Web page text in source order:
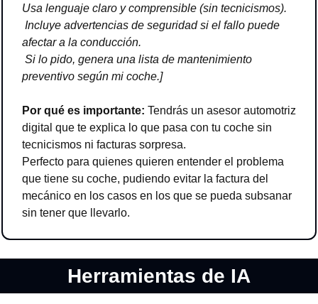
Usa lenguaje claro y comprensible (sin tecnicismos).
afectar a la conducción.
preventivo según mi coche.]
Por qué es importante: Tendrás un asesor automotriz
digital que te explica lo que pasa con tu coche sin
tecnicismos ni facturas sorpresa.
Perfecto para quienes quieren entender el problema
que tiene su coche, pudiendo evitar la factura del
mecánico en los casos en los que se pueda subsanar
sin tener que llevarlo.
Herramientas de IA